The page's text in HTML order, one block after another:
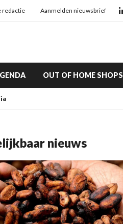
redactie Aanmelden nieuwsbrief
OUT OF HOME SHOPS
nieuws